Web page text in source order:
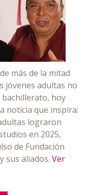
más de la mitad
jóvenes adultas no
bachillerato, hoy
noticia que inspira:
lograron
en 2025,
de Fundación
sus aliados.Ver